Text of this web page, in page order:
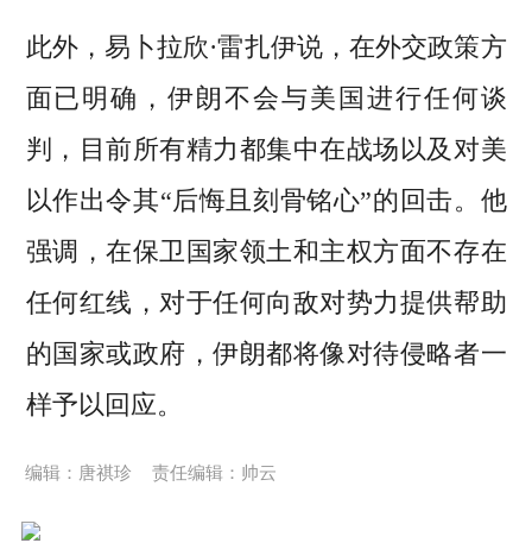
此外，易卜拉欣·雷扎伊说，在外交政策方
面已明确，伊朗不会与美国进行任何谈
判，目前所有精力都集中在战场以及对美
以作出令其“后悔且刻骨铭心”的回击。他
强调，在保卫国家领土和主权方面不存在
任何红线，对于任何向敌对势力提供帮助
的国家或政府，伊朗都将像对待侵略者一
样予以回应。
编辑：唐祺珍 责任编辑：帅云